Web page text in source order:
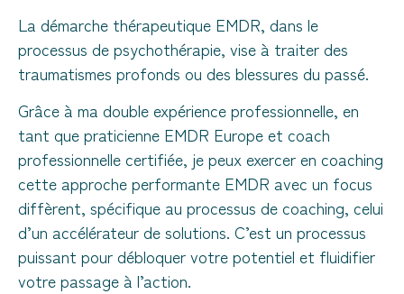
La démarche thérapeutique EMDR, dans le
processus de psychothérapie, vise à traiter des
traumatismes profonds ou des blessures du passé.
Grâce à ma double expérience professionnelle, en
tant que praticienne EMDR Europe et coach
professionnelle certifiée, je peux exercer en coaching
cette approche performante EMDR avec un focus
diffèrent, spécifique au processus de coaching, celui
d’un accélérateur de solutions. C’est un processus
puissant pour débloquer votre potentiel et fluidifier
votre passage à l’action.